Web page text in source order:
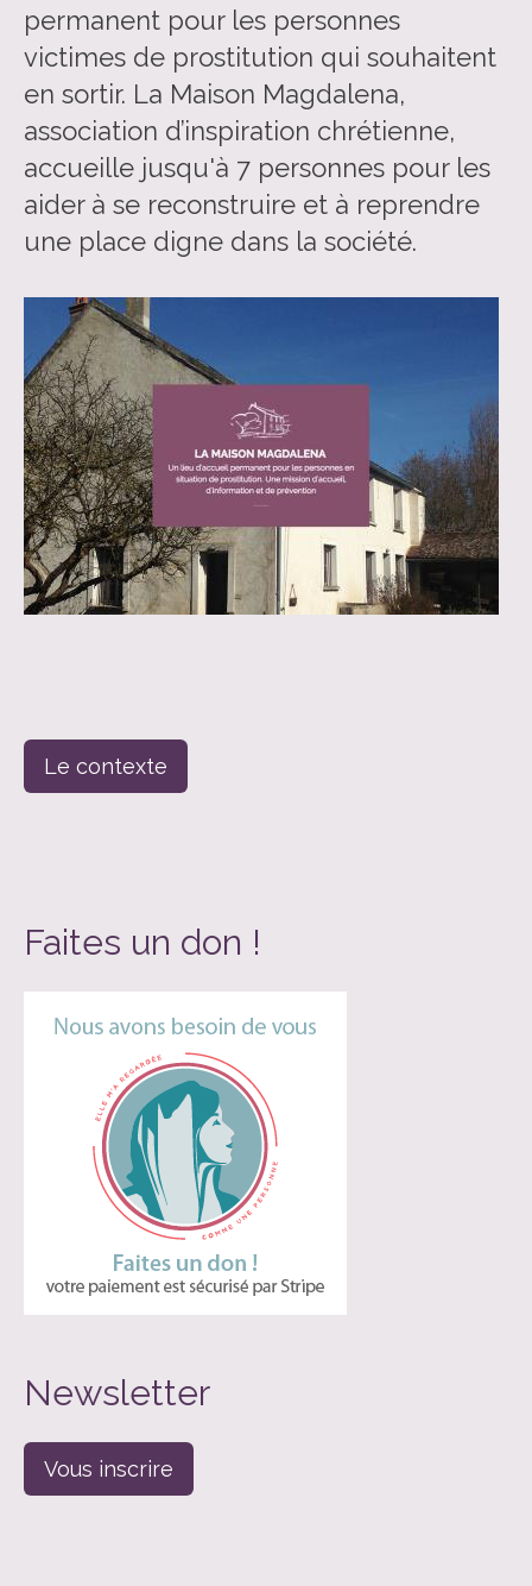
permanent pour les personnes
victimes de prostitution qui souhaitent
en sortir. La Maison Magdalena,
association d’inspiration chrétienne,
accueille jusqu'à 7 personnes pour les
aider à se reconstruire et à reprendre
une place digne dans la société.
Le contexte
Faites un don !
Newsletter
Vous inscrire